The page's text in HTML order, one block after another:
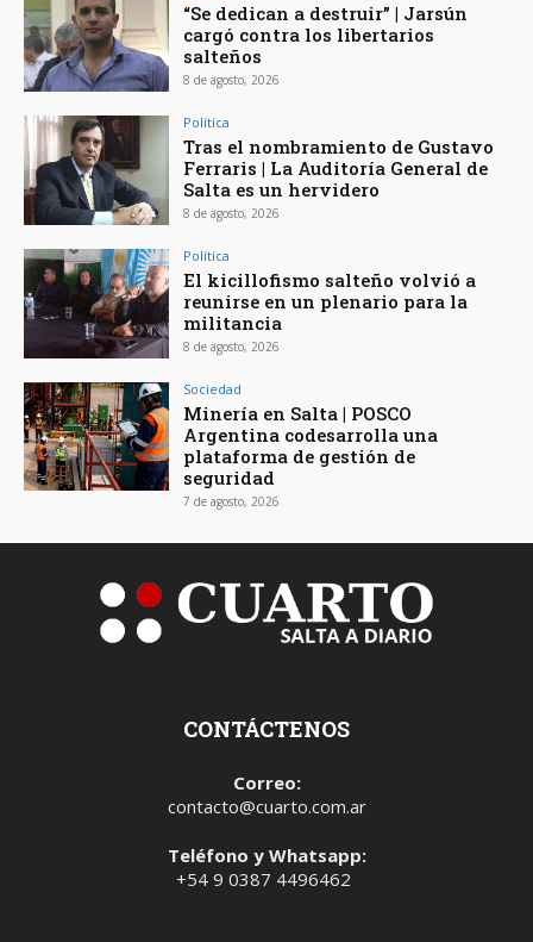
“Se dedican a destruir” | Jarsún
cargó contra los libertarios
salteños
8 de agosto, 2026
Política
Tras el nombramiento de Gustavo
Ferraris | La Auditoría General de
Salta es un hervidero
8 de agosto, 2026
Política
El kicillofismo salteño volvió a
reunirse en un plenario para la
militancia
8 de agosto, 2026
Sociedad
Minería en Salta | POSCO
Argentina codesarrolla una
plataforma de gestión de
seguridad
7 de agosto, 2026
CONTÁCTENOS
Correo:
contacto@cuarto.com.ar
Teléfono y Whatsapp:
+54 9 0387 4496462